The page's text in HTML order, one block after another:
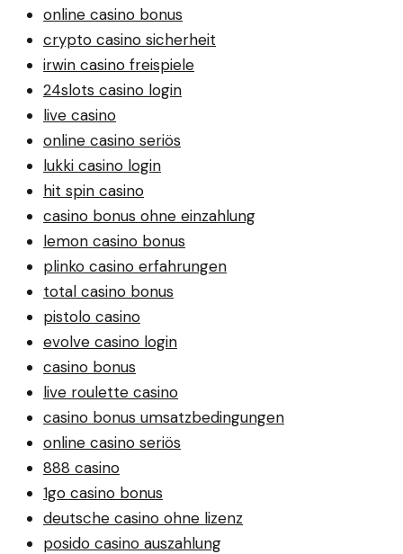
online casino bonus
crypto casino sicherheit
irwin casino freispiele
24slots casino login
live casino
online casino seriös
lukki casino login
hit spin casino
casino bonus ohne einzahlung
lemon casino bonus
plinko casino erfahrungen
total casino bonus
pistolo casino
evolve casino login
casino bonus
live roulette casino
casino bonus umsatzbedingungen
online casino seriös
888 casino
1go casino bonus
deutsche casino ohne lizenz
posido casino auszahlung